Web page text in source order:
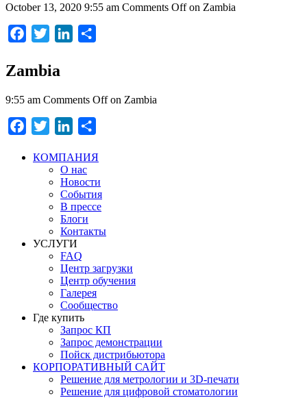
October 13, 2020 9:55 am Comments Offon Zambia
Facebook
Twitter LinkedIn
Zambia
9:55 am Comments Offon Zambia
Facebook
Twitter LinkedIn
КОМПАНИЯ
О нас
Новости
События
В прессе
Блоги
Контакты
УСЛУГИ
FAQ
Центр загрузки
Центр обучения
Галерея
Сообщество
Где купить
Запрос КП
Запрос демонстрации
Пойск дистрибьютора
КОРПОРАТИВНЫЙ САЙТ
Решение для метрологии и 3D-печати
Решение для цифровой стоматологии